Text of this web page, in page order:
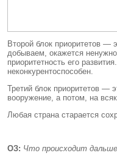
Второй блок приоритетов —
добываем, окажется
приоритетность его
неконкурентоспособен.
Третий блок приоритетов —
вооружение, а потом, на
Любая страна старается
ОЗ: Что происходит